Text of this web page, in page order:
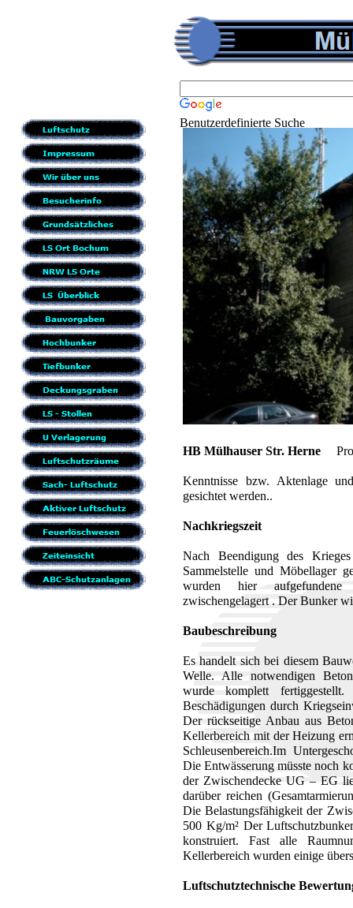
HB Mülhauser Str. Herne
Kenntnisse bzw. Aktenlage
gesichtet werden..
Nachkriegszeit
Nach Beendigung des
Sammelstelle und Möbellager
wurden hier
zwischengelagert . Der Bunker
Baubeschreibung
Es handelt sich bei diesem
Welle. Alle notwendigen
wurde komplett
Beschädigungen durch
Der rückseitige Anbau aus
Kellerbereich mit der Heizung
Schleusenbereich.Im
Die Entwässerung müsste noch
der Zwischendecke UG – EG
darüber reichen
Die Belastungsfähigkeit der
500 Kg/m² Der
konstruiert. Fast alle
Kellerbereich wurden einige
Luftschutztechnische
Benutzerdefinierte Suche